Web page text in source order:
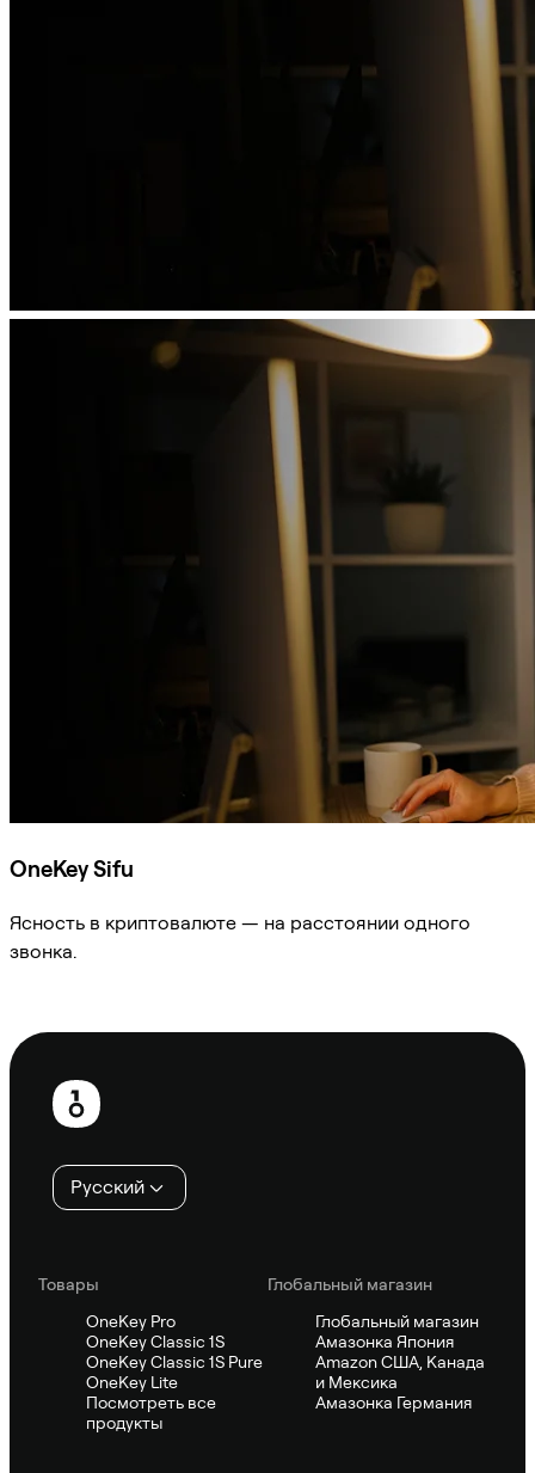
OneKey Sifu
Ясность в криптовалюте — на расстоянии одного
звонка.
Нижний
колонтитул
Русский
Товары
OneKey Pro
OneKey Classic 1S
OneKey Classic 1S Pure
OneKey Lite
Посмотреть все
продукты
Глобальный магазин
Глобальный магазин
Амазонка Япония
Amazon США, Канада
и Мексика
Амазонка Германия